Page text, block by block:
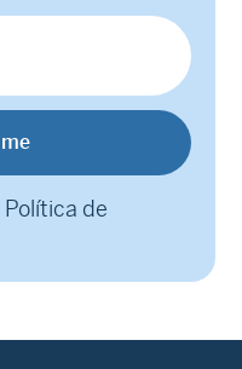
Política de